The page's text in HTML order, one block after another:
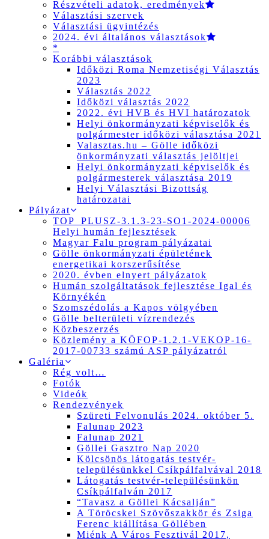
Részvételi adatok, eredmények
Választási szervek
Választási ügyintézés
2024. évi általános választások
*
Korábbi választások
Időközi Roma Nemzetiségi Választás
2023
Választás 2022
Időközi választás 2022
2022. évi HVB és HVI határozatok
Helyi önkormányzati képviselők és
polgármester időközi választása 2021
Valasztas.hu – Gölle időközi
önkormányzati választás jelöltjei
Helyi önkormányzati képviselők és
polgármesterek választása 2019
Helyi Választási Bizottság
határozatai
Pályázat
TOP_PLUSZ-3.1.3-23-SO1-2024-00006
Helyi humán fejlesztések
Magyar Falu program pályázatai
Gölle önkormányzati épületének
energetikai korszerűsítése
2020. évben elnyert pályázatok
Humán szolgáltatások fejlesztése Igal és
Környékén
Szomszédolás a Kapos völgyében
Gölle belterületi vízrendezés
Közbeszerzés
Közlemény a KÖFOP-1.2.1-VEKOP-16-
2017-00733 számú ASP pályázatról
Galéria
Rég volt…
Fotók
Videók
Rendezvények
Szüreti Felvonulás 2024. október 5.
Falunap 2023
Falunap 2021
Göllei Gasztro Nap 2020
Kölcsönös látogatás testvér-
településünkkel Csíkpálfalvával 2018
Látogatás testvér-településünkön
Csíkpálfalván 2017
“Tavasz a Göllei Kácsalján”
A Töröcskei Szövőszakkör és Zsiga
Ferenc kiállítása Göllében
Miénk A Város Fesztivál 2017,